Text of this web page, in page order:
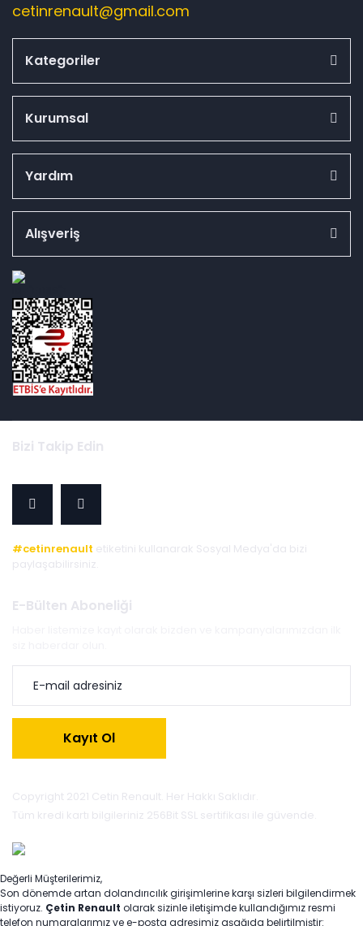
cetinrenault@gmail.com
Kategoriler
Kurumsal
Yardım
Alışveriş
Bizi Takip Edin
#cetinrenault etiketini kullanarak Sosyal Medya'da bizi
paylaşabilirsiniz.
E-Bülten Aboneliği
Kayıt Ol
Copyright 2021 Cetin Renault. Her Hakkı Saklıdır.
Tüm kredi kartı bilgileriniz 256Bit SSL sertifikası ile güvende.
Değerli Müşterilerimiz,
Son dönemde artan dolandırıcılık girişimlerine karşı sizleri bilgilendirmek
istiyoruz. Çetin Renault olarak sizinle iletişimde kullandığımız resmi
telefon numaralarımız ve e-posta adresimiz aşağıda belirtilmiştir: